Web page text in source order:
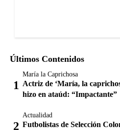
Últimos Contenidos
María la Caprichosa
Actriz de ‘María, la
hizo en ataúd: “Impactante”
Actualidad
Futbolistas de Selección